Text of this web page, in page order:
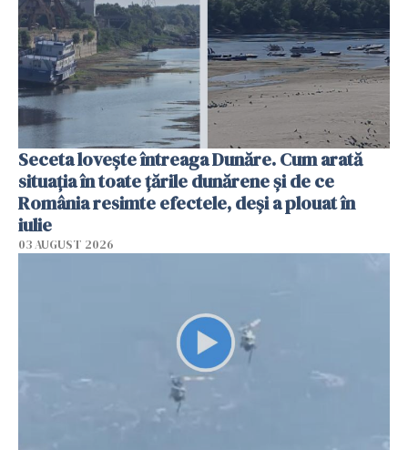
Seceta lovește întreaga Dunăre. Cum arată
situația în toate țările dunărene și de ce
România resimte efectele, deși a plouat în
iulie
03 AUGUST 2026